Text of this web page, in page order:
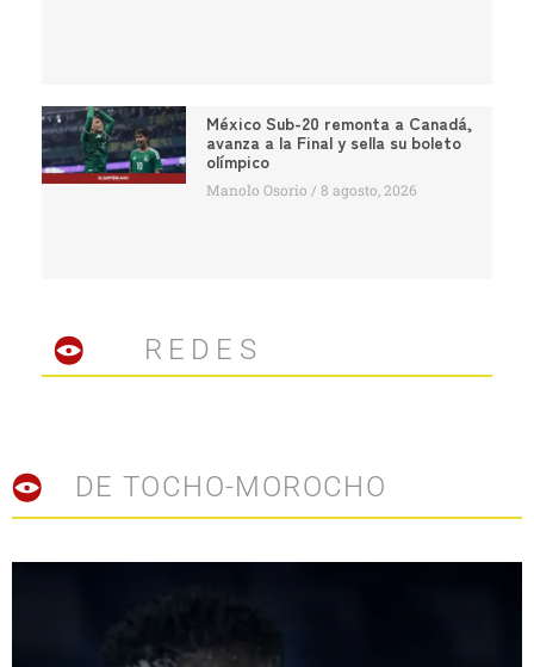
México Sub-20 remonta a Canadá,
avanza a la Final y sella su boleto
olímpico
Manolo Osorio 8 agosto, 2026
REDES
DE TOCHO-MOROCHO